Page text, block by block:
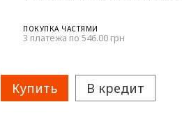
ПОКУПКА ЧАСТЯМИ
3 платежа по 546.00 грн
Купить В кредит